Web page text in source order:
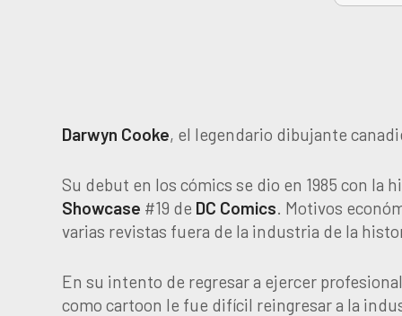
Darwyn Cooke, el legendario dibujante
Su debut en los cómics se dio en 1985 con la
Showcase #19 de DC Comics. Motivos
varias revistas fuera de la industria de la
En su intento de regresar a ejercer
como cartoon le fue difícil reingresar a la